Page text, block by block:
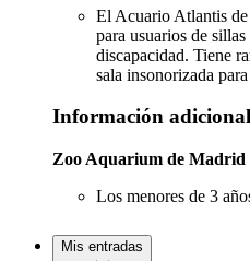
El Acuario Atlantis
para usuarios de
discapacidad. Tiene
sala insonorizada
Información adicional
Zoo Aquarium de Madrid
Los menores de 3
Mis entradas